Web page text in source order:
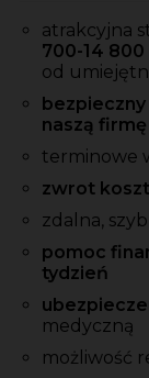
atrakcyjna
700-14
od
bezpieczny
naszą firmę
terminowe
zwrot
zdalna,
pomoc
tydzień
medyczną
możliwość